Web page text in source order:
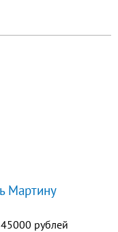
Мартину
рублей